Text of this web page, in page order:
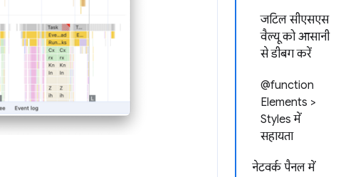
जटिल सीएसएस
वैल्यू को आसानी
से डीबग करें
@function
Elements >
Styles में
सहायता
नेटवर्क पैनल में